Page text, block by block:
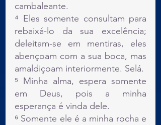
cambaleante.
⁴ Eles somente consultam para
rebaixá-lo da sua excelência;
deleitam-se em mentiras, eles
abençoam com a sua boca, mas
amaldiçoam interiormente. Selá.
⁵ Minha alma, espera somente
em Deus, pois a minha
esperança é vinda dele.
⁶ Somente ele é a minha rocha e